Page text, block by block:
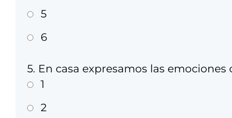
5
6
5. En casa expresamos las
1
2